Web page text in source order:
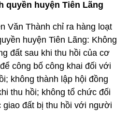
quyền huyện Tiên Lãng
Văn Thành chỉ ra hàng loạt
huyện Tiên Lãng: Không
đất sau khi thu hồi của cơ
công bố công khai đối với
không thành lập hội đồng
thu hồi; không tổ chức đối
đất bị thu hồi với người